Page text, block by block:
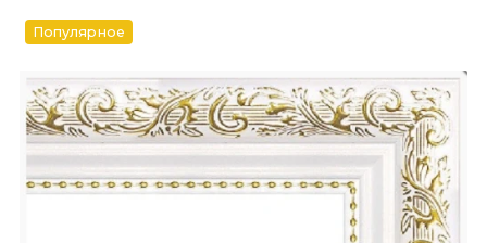
Популярное